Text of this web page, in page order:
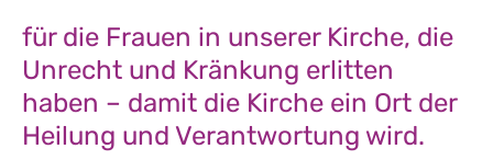
für die Frauen in unserer Kirche, die
Unrecht und Kränkung erlitten
haben – damit die Kirche ein Ort der
Heilung und Verantwortung wird.